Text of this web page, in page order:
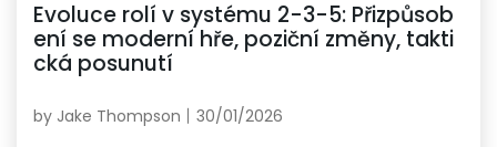
Evoluce rolí v systému 2-3-5: Přizpůsob
ení se moderní hře, poziční změny, takti
cká posunutí
by Jake Thompson 30/01/2026